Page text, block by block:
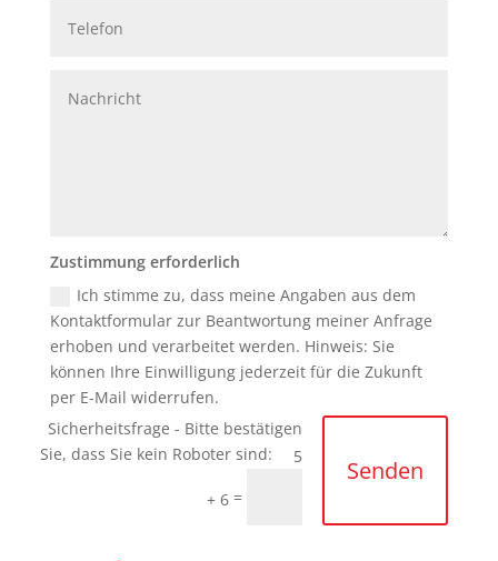
Zustimmung erforderlich
Ich stimme zu, dass meine Angaben aus dem
Kontaktformular zur Beantwortung meiner Anfrage
erhoben und verarbeitet werden. Hinweis: Sie
können Ihre Einwilligung jederzeit für die Zukunft
per E-Mail widerrufen.
5
+ 6 =
Senden